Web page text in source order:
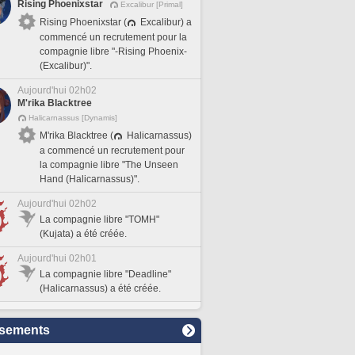
Rising Phoenixstar Excalibur [Primal]
Rising Phoenixstar (
Excalibur) a
commencé un recrutement pour la
compagnie libre "-Rising Phoenix-
(Excalibur)".
Aujourd'hui 02h02
M'rika Blacktree
Halicarnassus [Dynamis]
M'rika Blacktree (
Halicarnassus)
a commencé un recrutement pour
la compagnie libre "The Unseen
Hand (Halicarnassus)".
Aujourd'hui 02h02
La compagnie libre "TOMH"
(Kujata) a été créée.
Aujourd'hui 02h01
La compagnie libre "Deadline"
(Halicarnassus) a été créée.